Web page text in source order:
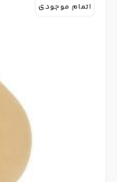
اتمام موجودی